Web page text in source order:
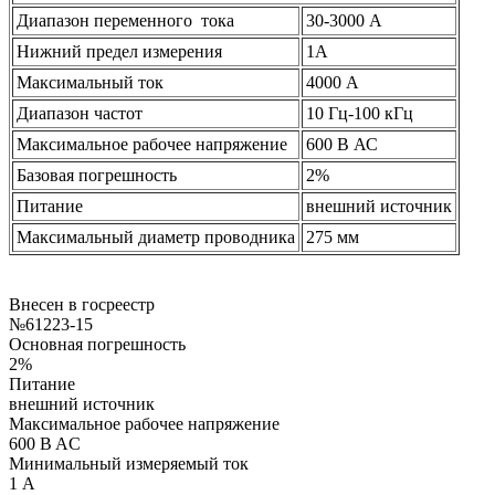
Диапазон переменного тока
30-3000 А
Нижний предел измерения
1А
Максимальный ток
4000 А
Диапазон частот
10 Гц-100 кГц
Максимальное рабочее напряжение
600 В АС
Базовая погрешность
2%
Питание
внешний источник
Максимальный диаметр проводника
275 мм
Внесен в госреестр
№61223-15
Основная погрешность
2%
Питание
внешний источник
Максимальное рабочее напряжение
600 B AC
Минимальный измеряемый ток
1 А